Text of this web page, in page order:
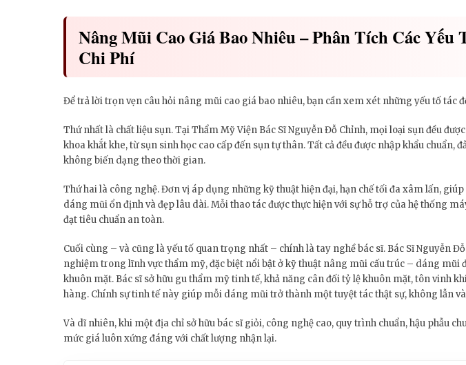
Nâng Mũi Cao Giá Bao Nhiêu – Phân Tích Các Yếu
Chi Phí
Để trả lời trọn vẹn câu hỏi nâng mũi cao giá bao nhiêu, bạn cần xem xét những yếu tố tác
Thứ nhất là chất liệu sụn. Tại Thẩm Mỹ Viện Bác Sĩ Nguyễn Đỗ Chỉnh, mọi loại sụn đều
khoa khắt khe, từ sụn sinh học cao cấp đến sụn tự thân. Tất cả đều được nhập khẩu chuẩn,
không biến dạng theo thời gian.
Thứ hai là công nghệ. Đơn vị áp dụng những kỹ thuật hiện đại, hạn chế tối đa xâm lấn,
dáng mũi ổn định và đẹp lâu dài. Mỗi thao tác được thực hiện với sự hỗ trợ của hệ thống
đạt tiêu chuẩn an toàn.
Cuối cùng – và cũng là yếu tố quan trọng nhất – chính là tay nghề bác sĩ. Bác Sĩ Nguyễn
nghiệm trong lĩnh vực thẩm mỹ, đặc biệt nổi bật ở kỹ thuật nâng mũi cấu trúc – dáng mũi
khuôn mặt. Bác sĩ sở hữu gu thẩm mỹ tinh tế, khả năng cân đối tỷ lệ khuôn mặt, tôn vinh
hàng. Chính sự tinh tế này giúp mỗi dáng mũi trở thành một tuyệt tác thật sự, không lẫn
Và dĩ nhiên, khi một địa chỉ sở hữu bác sĩ giỏi, công nghệ cao, quy trình chuẩn, hậu phẫu
mức giá luôn xứng đáng với chất lượng nhận lại.